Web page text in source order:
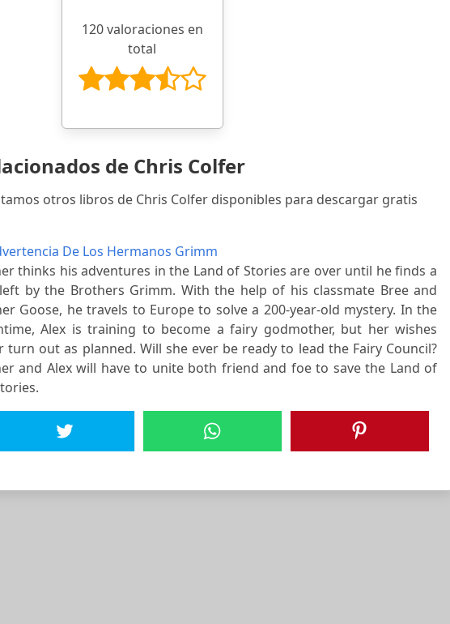
120 valoraciones en
total
de Chris Colfer
otros libros de Chris Colfer disponibles para descargar gratis
De Los Hermanos Grimm
thinks his adventures in the Land of Stories are over until he finds a
by the Brothers Grimm. With the help of his classmate Bree and
Goose, he travels to Europe to solve a 200-year-old mystery. In the
Alex is training to become a fairy godmother, but her wishes
turn out as planned. Will she ever be ready to lead the Fairy Council?
and Alex will have to unite both friend and foe to save the Land of